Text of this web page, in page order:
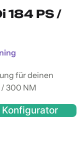
184 PS /
für deinen
/ 300 NM